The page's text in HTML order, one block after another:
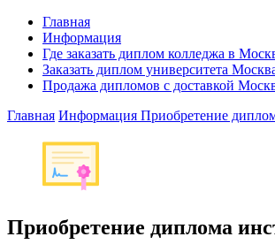
Главная
Информация
Где заказать диплом колледжа в
Заказать диплом университета
Продажа дипломов с доставкой
Главная Информация Приобретение
Приобретение диплома